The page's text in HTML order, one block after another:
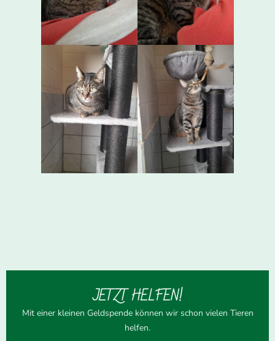
JETZT HELFEN!
Mit einer kleinen Geldspende können wir schon vielen Tieren
helfen.